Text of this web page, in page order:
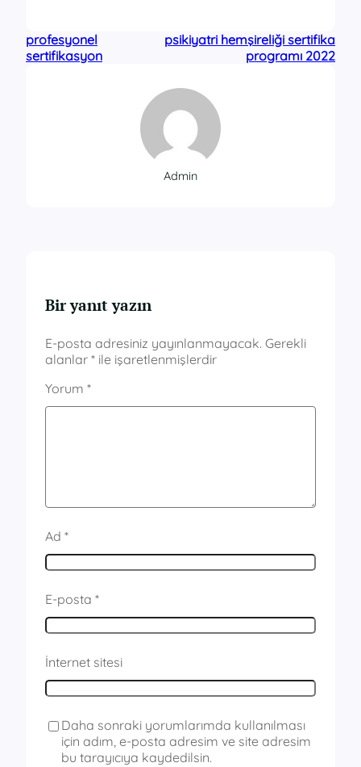
profesyonel
sertifikasyon
psikiyatri hemşireliği sertifika
programı 2022
Admin
Bir yanıt yazın
E-posta adresiniz yayınlanmayacak. Gerekli
alanlar * ile işaretlenmişlerdir
Yorum *
Ad *
E-posta *
İnternet sitesi
Daha sonraki yorumlarımda kullanılması
için adım, e-posta adresim ve site adresim
bu tarayıcıya kaydedilsin.